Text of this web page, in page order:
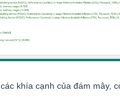
khía cạnh của đám mây,